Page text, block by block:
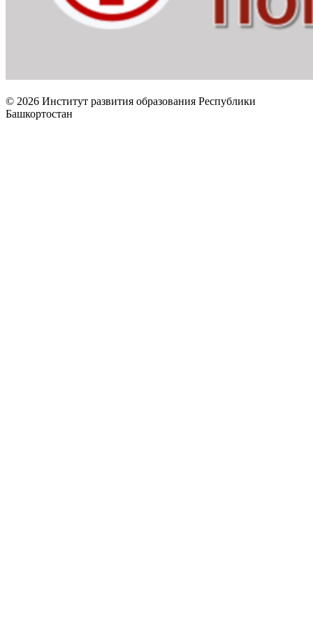
© 2026 Институт развития образования Республики
Башкортостан